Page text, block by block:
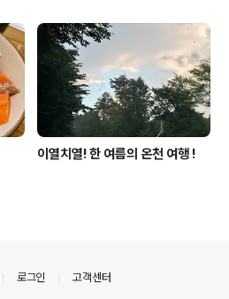
이열치열! 한 여름의 온천 여행 !
로그인 고객센터